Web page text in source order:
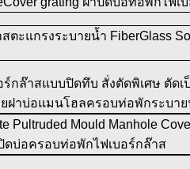
ล๊าสแบบปิดทึบ สั่งตัดพิเศษ ตัดเ
ฝาบ่อแมนโฮลครอบท่อพักระบา